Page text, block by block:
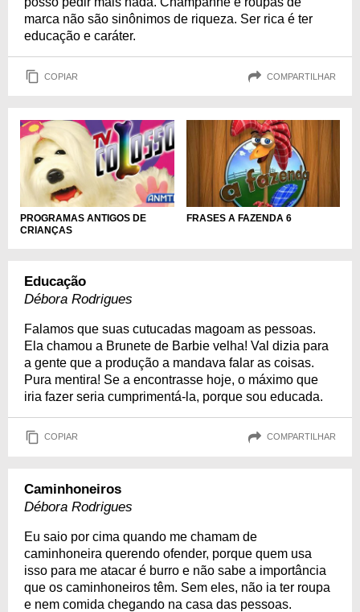
marca não são sinônimos de riqueza. Ser rica é ter
educação e caráter.
COPIAR COMPARTILHAR
PROGRAMAS ANTIGOS DE
CRIANÇAS
FRASES A FAZENDA 6
Educação
Débora Rodrigues
Falamos que suas cutucadas magoam as pessoas.
Ela chamou a Brunete de Barbie velha! Val dizia para
a gente que a produção a mandava falar as coisas.
Pura mentira! Se a encontrasse hoje, o máximo que
iria fazer seria cumprimentá-la, porque sou educada.
COPIAR COMPARTILHAR
Caminhoneiros
Débora Rodrigues
Eu saio por cima quando me chamam de
caminhoneira querendo ofender, porque quem usa
isso para me atacar é burro e não sabe a importância
que os caminhoneiros têm. Sem eles, não ia ter roupa
e nem comida chegando na casa das pessoas.